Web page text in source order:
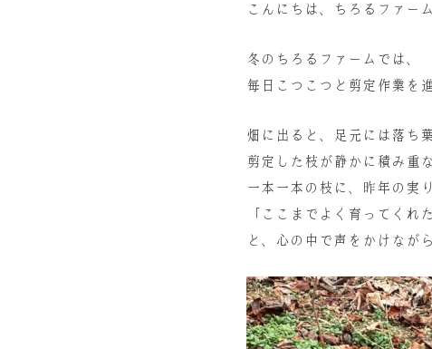
こんにちは、ちろるファー
冬のちろるファームでは、
毎日こつこつと剪定作業を
畑に出ると、足元には落ち
剪定した枝が静かに積み重
一本一本の枝に、昨年の実
「ここまでよく育ってくれた
と、心の中で声をかけなが